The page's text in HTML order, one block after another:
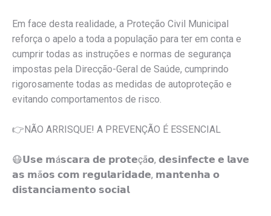
Em face desta realidade, a Proteção Civil Municipal
reforça o apelo a toda a população para ter em conta e
cumprir todas as instruções e normas de segurança
impostas pela Direcção-Geral de Saúde, cumprindo
rigorosamente todas as medidas de autoproteção e
evitando comportamentos de risco.
👉NÃO ARRISQUE! A PREVENÇÃO É ESSENCIAL
😷𝗨𝘀𝗲 𝗺á𝘀𝗰𝗮𝗿𝗮 𝗱𝗲 𝗽𝗿𝗼𝘁𝗲çã𝗼, 𝗱𝗲𝘀𝗶𝗻𝗳𝗲𝗰𝘁𝗲 𝗲 𝗹𝗮𝘃𝗲
𝗮𝘀 𝗺ã𝗼𝘀 𝗰𝗼𝗺 𝗿𝗲𝗴𝘂𝗹𝗮𝗿𝗶𝗱𝗮𝗱𝗲, 𝗺𝗮𝗻𝘁𝗲𝗻𝗵𝗮 𝗼
𝗱𝗶𝘀𝘁𝗮𝗻𝗰𝗶𝗮𝗺𝗲𝗻𝘁𝗼 𝘀𝗼𝗰𝗶𝗮𝗹